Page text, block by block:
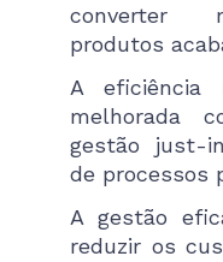
converter
produtos
A eficiência
melhorada
gestão just-
de processos
A gestão
reduzir os